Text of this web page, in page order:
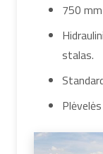
750
stalas.